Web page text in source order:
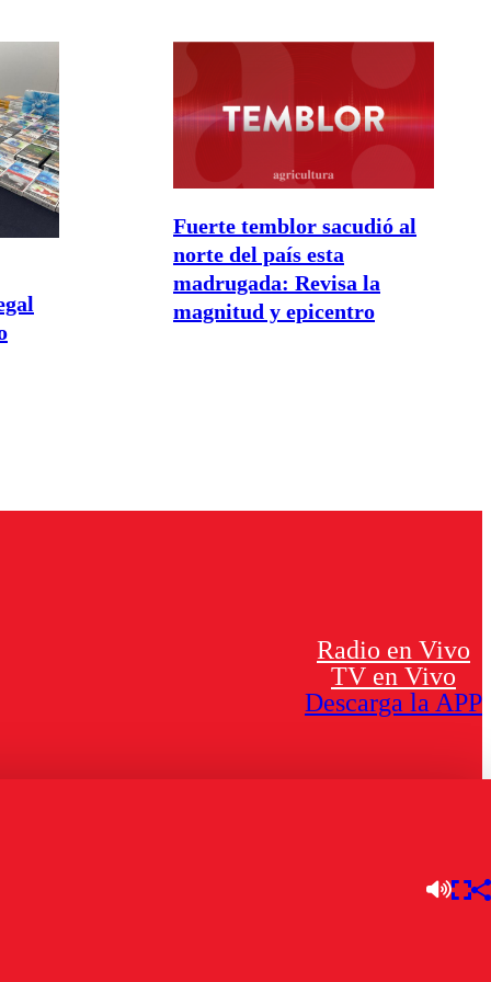
Fuerte temblor sacudió al
norte del país esta
madrugada: Revisa la
magnitud y epicentro
Radio en Vivo
TV en Vivo
Descarga la APP